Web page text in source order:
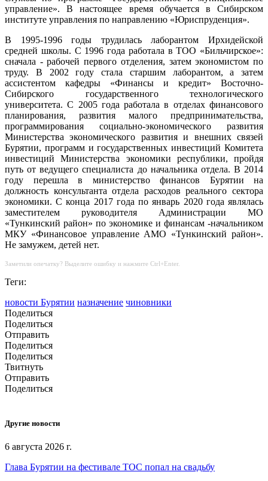
управление». В настоящее время обучается в Сибирском
институте управления по направлению «Юриспруденция».
В 1995-1996 годы трудилась лаборантом Ирхидейской
средней школы. С 1996 года работала в ТОО «Бильчирское»:
сначала - рабочей первого отделения, затем экономистом по
труду. В 2002 году стала старшим лаборантом, а затем
ассистентом кафедры «Финансы и кредит» Восточно-
Сибирского государственного технологического
университета. С 2005 года работала в отделах финансового
планирования, развития малого предпринимательства,
программирования социально-экономического развития
Министерства экономического развития и внешних связей
Бурятии, программ и государственных инвестиций Комитета
инвестиций Министерства экономики республики, пройдя
путь от ведущего специалиста до начальника отдела. В 2014
году перешла в министерство финансов Бурятии на
должность консультанта отдела расходов реального сектора
экономики. С конца 2017 года по январь 2020 года являлась
заместителем руководителя Администрации МО
«Тункинский район» по экономике и финансам -начальником
МКУ «Финансовое управление АМО «Тункинский район».
Не замужем, детей нет.
Заметили опечатку? Выделите ошибку и нажмите Ctrl+Enter.
Теги:
новости Бурятии назначение чиновники
Поделиться
Поделиться
Отправить
Поделиться
Поделиться
Твитнуть
Отправить
Поделиться
Другие новости
6 августа 2026 г.
Глава Бурятии на фестивале ТОС попал на свадьбу